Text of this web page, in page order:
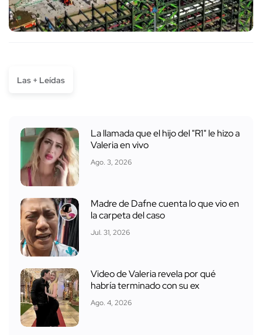
Las + Leídas
La llamada que el hijo del "R1" le hizo a
Valeria en vivo
Ago. 3, 2026
Madre de Dafne cuenta lo que vio en
la carpeta del caso
Jul. 31, 2026
Video de Valeria revela por qué
habría terminado con su ex
Ago. 4, 2026